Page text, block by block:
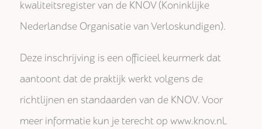
kwaliteitsregister van de KNOV (Koninklijke
Nederlandse Organisatie van Verloskundigen).
Deze inschrijving is een officieel keurmerk dat
aantoont dat de praktijk werkt volgens de
richtlijnen en standaarden van de KNOV. Voor
meer informatie kun je terecht op www.knov.nl.